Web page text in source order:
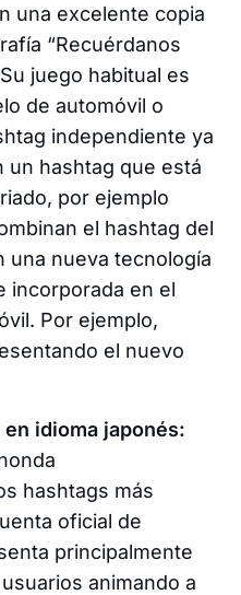
una excelente copia
“Recuérdanos
juego habitual es
de automóvil o
independiente ya
un hashtag que está
por ejemplo
el hashtag del
una nueva tecnología
incorporada en el
Por ejemplo,
el nuevo
idioma japonés:
hashtags más
oficial de
principalmente
animando a